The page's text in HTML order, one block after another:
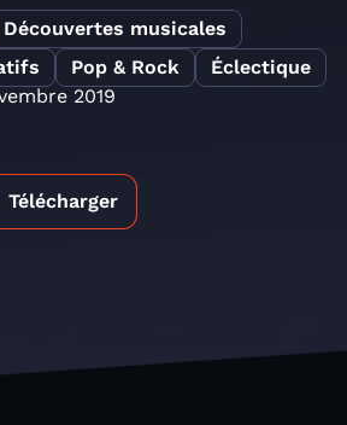
Découvertes musicales
Pop & Rock
Éclectique
2019
Télécharger